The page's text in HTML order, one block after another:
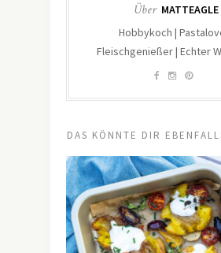
Über MATTEAGLE
Hobbykoch |
Fleischgenießer | Echter
DAS KÖNNTE DIR